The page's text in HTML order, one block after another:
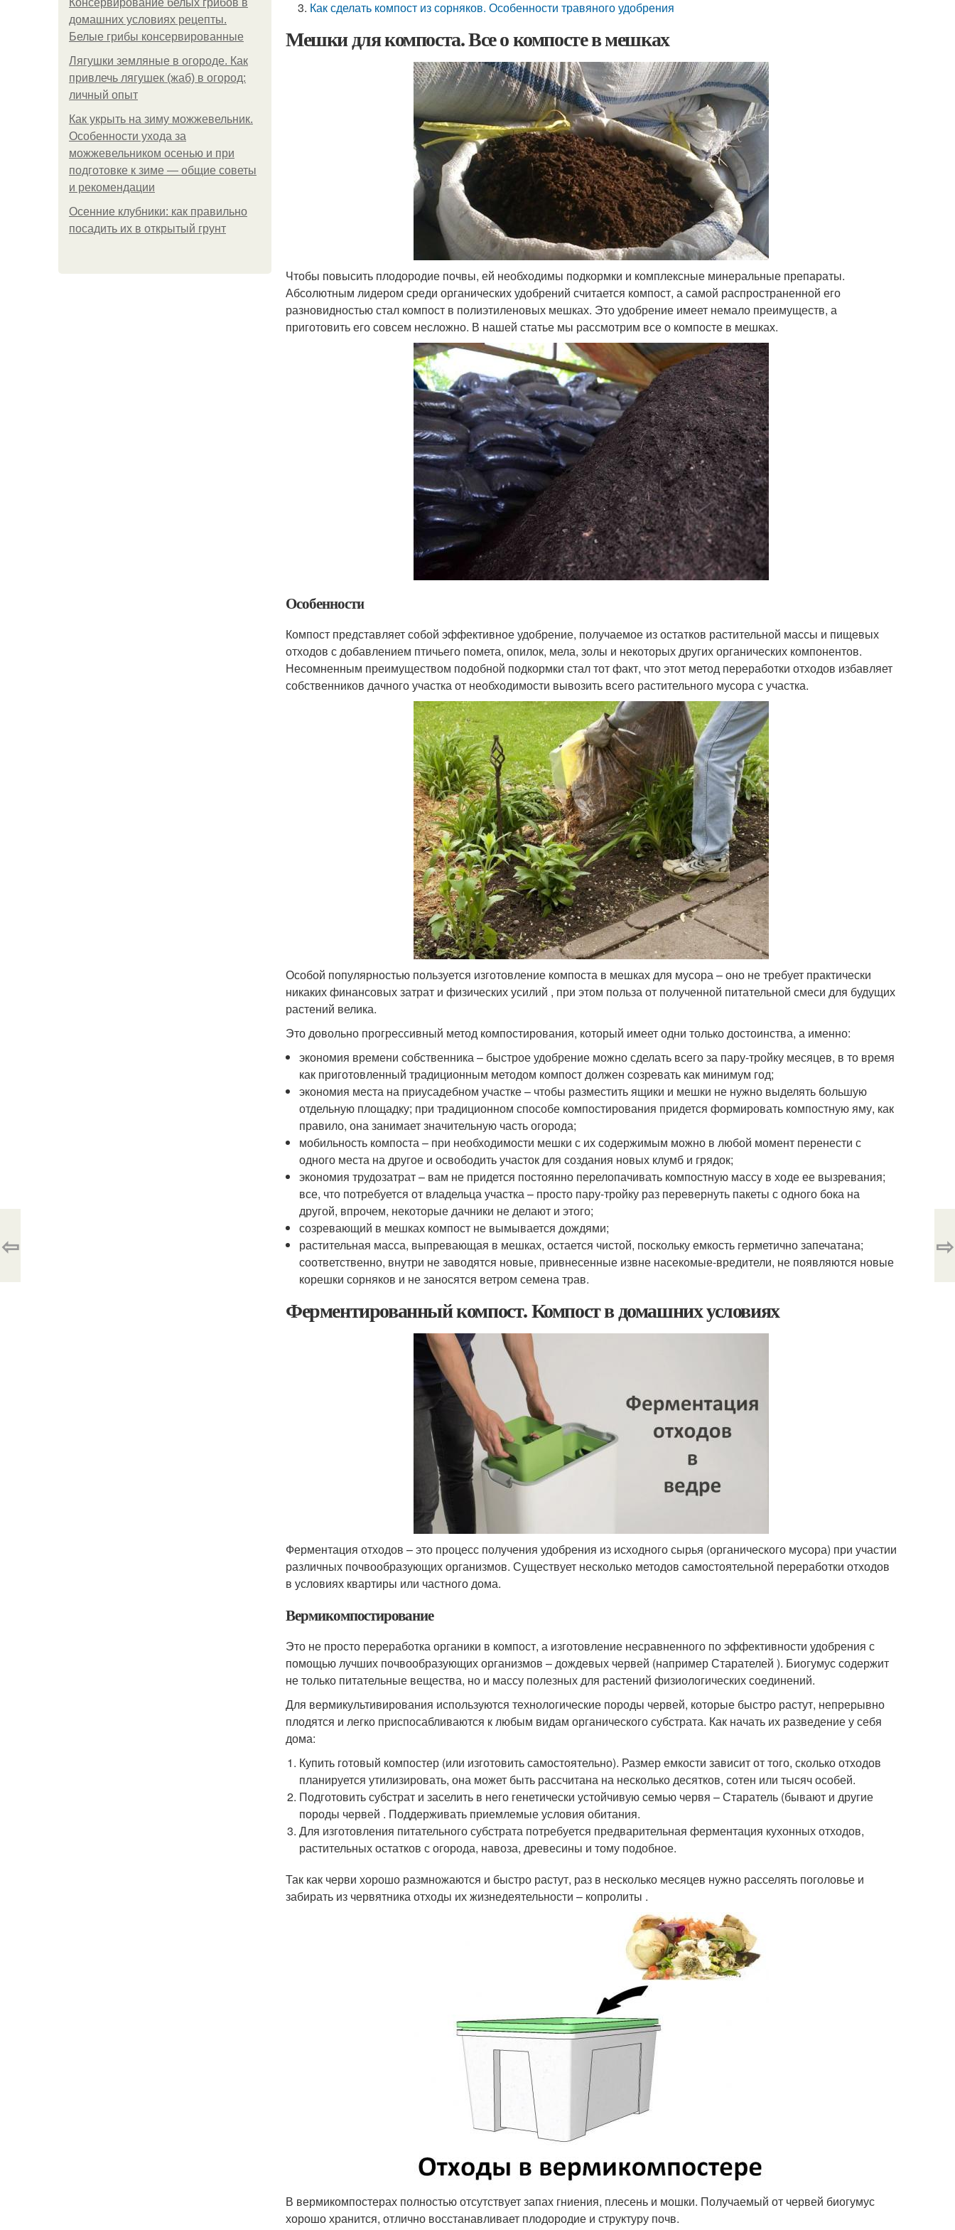
Консервирование белых грибов в
домашних условиях рецепты.
Белые грибы консервированные
Лягушки земляные в огороде. Как
привлечь лягушек (жаб) в огород:
личный опыт
Как укрыть на зиму можжевельник.
Особенности ухода за
можжевельником осенью и при
подготовке к зиме — общие советы
и рекомендации
Осенние клубники: как правильно
посадить их в открытый грунт
Как сделать компост из сорняков. Особенности травяного удобрения
Мешки для компоста. Все о компосте в мешках
Чтобы повысить плодородие почвы, ей необходимы подкормки и комплексные минеральные препараты.
Абсолютным лидером среди органических удобрений считается компост, а самой распространенной его
разновидностью стал компост в полиэтиленовых мешках. Это удобрение имеет немало преимуществ, а
приготовить его совсем несложно. В нашей статье мы рассмотрим все о компосте в мешках.
Особенности
Компост представляет собой эффективное удобрение, получаемое из остатков растительной массы и пищевых
отходов с добавлением птичьего помета, опилок, мела, золы и некоторых других органических компонентов.
Несомненным преимуществом подобной подкормки стал тот факт, что этот метод переработки отходов избавляет
собственников дачного участка от необходимости вывозить всего растительного мусора с участка.
Особой популярностью пользуется изготовление компоста в мешках для мусора – оно не требует практически
никаких финансовых затрат и физических усилий , при этом польза от полученной питательной смеси для будущих
растений велика.
Это довольно прогрессивный метод компостирования, который имеет одни только достоинства, а именно:
экономия времени собственника – быстрое удобрение можно сделать всего за пару-тройку месяцев, в то время
как приготовленный традиционным методом компост должен созревать как минимум год;
экономия места на приусадебном участке – чтобы разместить ящики и мешки не нужно выделять большую
отдельную площадку; при традиционном способе компостирования придется формировать компостную яму, как
правило, она занимает значительную часть огорода;
мобильность компоста – при необходимости мешки с их содержимым можно в любой момент перенести с
одного места на другое и освободить участок для создания новых клумб и грядок;
экономия трудозатрат – вам не придется постоянно перелопачивать компостную массу в ходе ее вызревания;
все, что потребуется от владельца участка – просто пару-тройку раз перевернуть пакеты с одного бока на
другой, впрочем, некоторые дачники не делают и этого;
созревающий в мешках компост не вымывается дождями;
растительная масса, выпревающая в мешках, остается чистой, поскольку емкость герметично запечатана;
соответственно, внутри не заводятся новые, привнесенные извне насекомые-вредители, не появляются новые
корешки сорняков и не заносятся ветром семена трав.
Ферментированный компост. Компост в домашних условиях
Ферментация отходов – это процесс получения удобрения из исходного сырья (органического мусора) при участии
различных почвообразующих организмов. Существует несколько методов самостоятельной переработки отходов
в условиях квартиры или частного дома.
Вермикомпостирование
Это не просто переработка органики в компост, а изготовление несравненного по эффективности удобрения с
помощью лучших почвообразующих организмов – дождевых червей (например Старателей ). Биогумус содержит
не только питательные вещества, но и массу полезных для растений физиологических соединений.
Для вермикультивирования используются технологические породы червей, которые быстро растут, непрерывно
плодятся и легко приспосабливаются к любым видам органического субстрата. Как начать их разведение у себя
дома:
Купить готовый компостер (или изготовить самостоятельно). Размер емкости зависит от того, сколько отходов
планируется утилизировать, она может быть рассчитана на несколько десятков, сотен или тысяч особей.
Подготовить субстрат и заселить в него генетически устойчивую семью червя – Старатель (бывают и другие
породы червей . Поддерживать приемлемые условия обитания.
Для изготовления питательного субстрата потребуется предварительная ферментация кухонных отходов,
растительных остатков с огорода, навоза, древесины и тому подобное.
Так как черви хорошо размножаются и быстро растут, раз в несколько месяцев нужно расселять поголовье и
забирать из червятника отходы их жизнедеятельности – копролиты .
В вермикомпостерах полностью отсутствует запах гниения, плесень и мошки. Получаемый от червей биогумус
хорошо хранится, отлично восстанавливает плодородие и структуру почв.
⇦ ⇨